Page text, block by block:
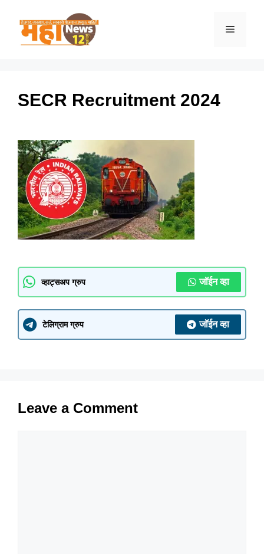
Menu
SECR Recruitment 2024
व्हाट्सअप ग्रुप जॉईन व्हा
टेलिग्राम ग्रुप जॉईन व्हा
Leave a Comment